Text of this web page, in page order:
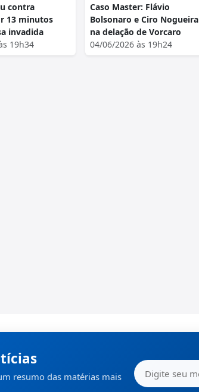
contra
13 minutos
invadida
19h34
Caso Master: Flávio
Bolsonaro e Ciro Nogueira
na delação de Vorcaro
04/06/2026 às 19h24
resumo das matérias mais